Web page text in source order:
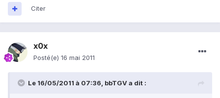
Citer
x0x
Posté(e) 16 mai 2011
Le 16/05/2011 à 07:36, bbTGV a dit :